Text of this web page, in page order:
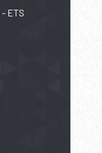
- ETS